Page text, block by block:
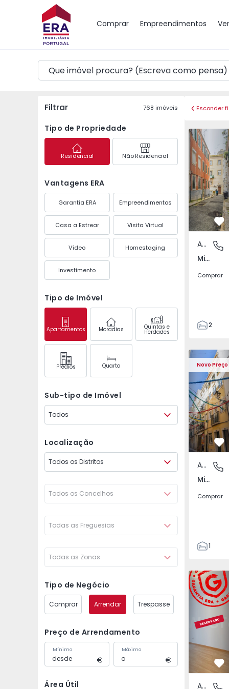
Comprar Empreendimentos
Mapa
Filtrar 768 imóveis
Tipo de Propriedade
Residencial Não Residencial
Vantagens ERA
Garantia ERA Empreendimentos
Casa a Estrear Visita Virtual
Vídeo Homestaging
Investimento
Tipo de Imóvel
Apartamentos Moradias Quintas e
Herdades
Prédios Quarto
Sub-tipo de Imóvel
Todos
Localização
Todos os Distritos
Todos os Concelhos
Todas as Freguesias
Todas as Zonas
Tipo de Negócio
Comprar Arrendar Trespasse
Preço de Arrendamento
Mínimo Máximo
Área Útil
Esconder
Loja T2 Lisboa,
Loja T2
Apartamento
Misericórdia, Lisboa
Comprar
2
72
72
Novo Preço
Apartamento T1
Apartamento
Misericórdia, Lisboa
Comprar
1
35
35
4
Apartamento